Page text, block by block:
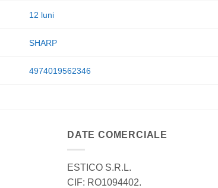
12 luni
SHARP
4974019562346
DATE COMERCIALE
ESTICO S.R.L.
CIF: RO1094402.